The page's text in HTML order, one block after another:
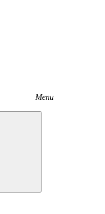
Menu